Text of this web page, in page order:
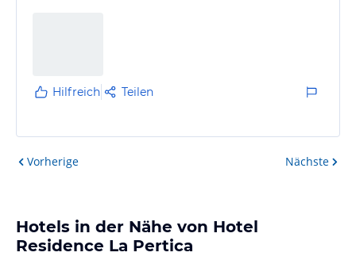
Hilfreich Teilen
Vorherige Nächste
Hotels in der Nähe von Hotel
Residence La Pertica